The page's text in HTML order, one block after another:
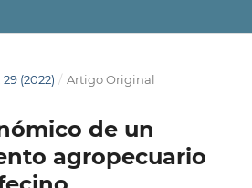
29 (2022) / Artigo Original
de un
agropecuario